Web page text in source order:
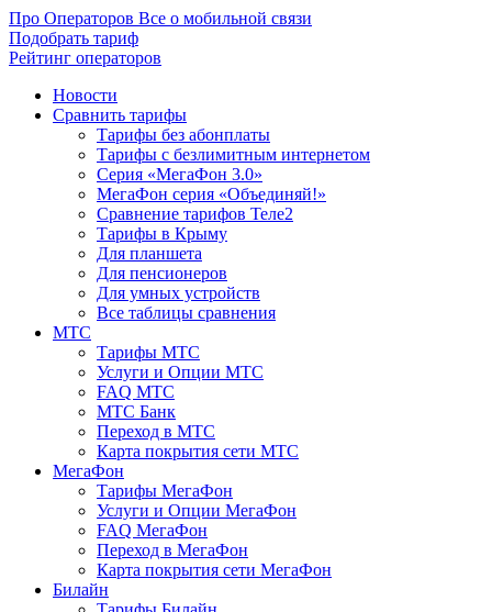
Про Операторов Все о мобильной связи
Подобрать тариф
Рейтинг операторов
Новости
Сравнить тарифы
Тарифы без абонплаты
Тарифы с безлимитным интернетом
Серия «МегаФон 3.0»
МегаФон серия «Объединяй!»
Сравнение тарифов Теле2
Тарифы в Крыму
Для планшета
Для пенсионеров
Для умных устройств
Все таблицы сравнения
МТС
Тарифы МТС
Услуги и Опции МТС
FAQ МТС
МТС Банк
Переход в МТС
Карта покрытия сети МТС
МегаФон
Тарифы МегаФон
Услуги и Опции МегаФон
FAQ МегаФон
Переход в МегаФон
Карта покрытия сети МегаФон
Билайн